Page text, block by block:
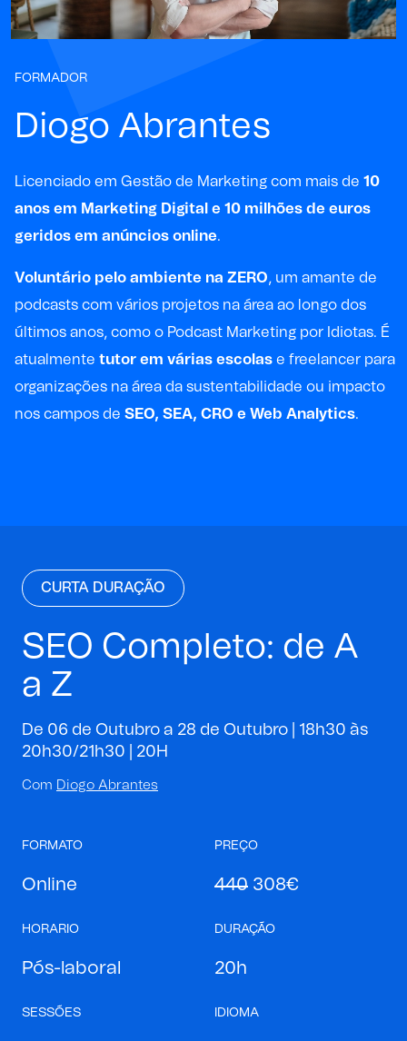
FORMADOR
Diogo Abrantes
Licenciado em Gestão de Marketing com mais de 10
anos em Marketing Digital e 10 milhões de euros
geridos em anúncios online.
Voluntário pelo ambiente na ZERO, um amante de
podcasts com vários projetos na área ao longo dos
últimos anos, como o Podcast Marketing por Idiotas. É
atualmente tutor em várias escolas e freelancer para
organizações na área da sustentabilidade ou impacto
nos campos de SEO, SEA, CRO e Web Analytics.
CURTA DURAÇÃO
SEO Completo: de A
a Z
De 06 de Outubro a 28 de Outubro | 18h30 às
20h30/21h30 | 20H
Com Diogo Abrantes
FORMATO
Online
PREÇO
440 308€
HORARIO
Pós-laboral
DURAÇÃO
20h
SESSÕES IDIOMA